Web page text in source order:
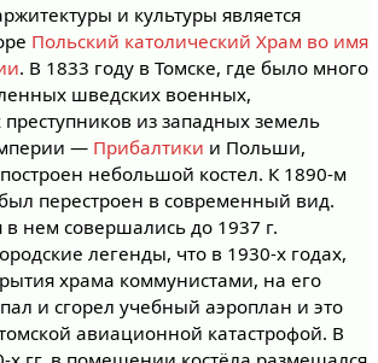
и культуры является
Польский католический Храм во имя
. В 1833 году в Томске, где было много
шведских военных,
преступников из западных земель
— Прибалтики и Польши,
небольшой костел. К 1890-м
перестроен в современный вид.
в нем совершались до 1937 г.
легенды, что в 1930-х годах,
храма коммунистами, на его
и сгорел учебный аэроплан и это
авиационной катастрофой. В